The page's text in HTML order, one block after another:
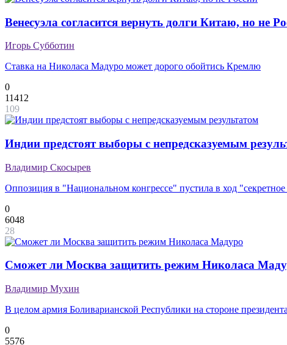
Венесуэла согласится вернуть долги Китаю, но не
Игорь Субботин
Ставка на Николаса Мадуро может дорого обойтись Кремлю
0
11412
109
Индии предстоят выборы с непредсказуемым
Владимир Скосырев
Оппозиция в "Национальном конгрессе" пустила в ход
0
6048
28
Сможет ли Москва защитить режим Николаса
Владимир Мухин
В целом армия Боливарианской Республики на стороне
0
5576